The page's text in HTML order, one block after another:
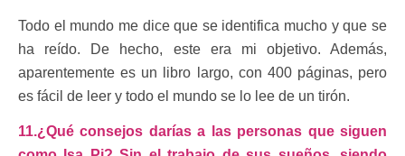
Todo el mundo me dice que se identifica mucho y que se
ha reído. De hecho, este era mi objetivo. Además,
aparentemente es un libro largo, con 400 páginas, pero
es fácil de leer y todo el mundo se lo lee de un tirón.
11.¿Qué consejos darías a las personas que siguen